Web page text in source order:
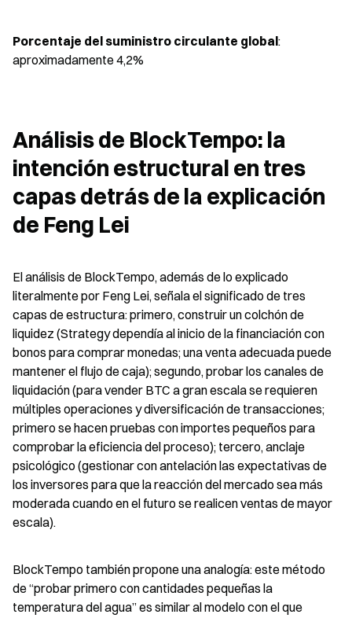
Porcentaje del suministro circulante global:
aproximadamente 4,2%
Análisis de BlockTempo: la
intención estructural en tres
capas detrás de la explicación
de Feng Lei
El análisis de BlockTempo, además de lo explicado
literalmente por Feng Lei, señala el significado de tres
capas de estructura: primero, construir un colchón de
liquidez (Strategy dependía al inicio de la financiación con
bonos para comprar monedas; una venta adecuada puede
mantener el flujo de caja); segundo, probar los canales de
liquidación (para vender BTC a gran escala se requieren
múltiples operaciones y diversificación de transacciones;
primero se hacen pruebas con importes pequeños para
comprobar la eficiencia del proceso); tercero, anclaje
psicológico (gestionar con antelación las expectativas de
los inversores para que la reacción del mercado sea más
moderada cuando en el futuro se realicen ventas de mayor
escala).
BlockTempo también propone una analogía: este método
de “probar primero con cantidades pequeñas la
temperatura del agua” es similar al modelo con el que